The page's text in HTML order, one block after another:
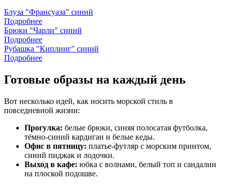
Блуза "Франсуаза" синий
Подробнее
Брюки "Чарли" синий
Подробнее
Рубашка "Киплинг" синий
Подробнее
Готовые образы на каждый день
Вот несколько идей, как носить морской стиль в
повседневной жизни:
Прогулка: белые брюки, синяя полосатая футболка,
тёмно-синий кардиган и белые кеды.
Офис в пятницу: платье-футляр с морским принтом,
синий пиджак и лодочки.
Выход в кафе: юбка с волнами, белый топ и сандалии
на плоской подошве.